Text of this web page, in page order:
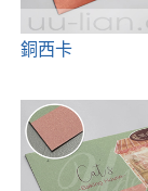
銅西卡